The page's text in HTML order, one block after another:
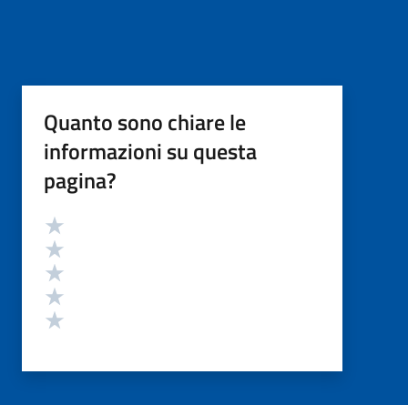
Quanto sono chiare le
informazioni su questa
pagina?
Valutazione